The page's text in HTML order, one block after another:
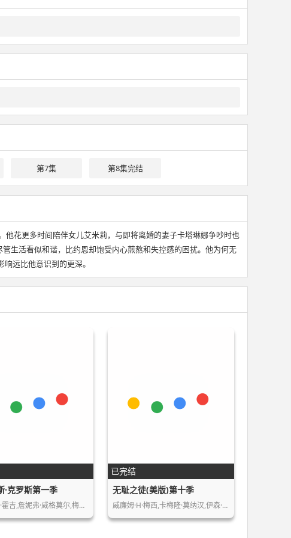
第7集 第8集完结
花更多时间陪伴女儿艾米莉，与即将离婚的妻子卡塔琳娜争吵时也
生活看似和谐，比约恩却饱受内心煎熬和失控感的困扰。他为何无
远比他意识到的更深。
·克罗斯第一季
阿尔迪斯·霍吉,詹妮弗·威格莫尔,梅赛德斯…
已完结
无耻之徒(美版)第十季
威廉姆·H·梅西,卡梅隆·莫纳汉,伊森·卡…